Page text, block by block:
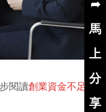
閱讀創業資金不足 相
馬
上
分
享